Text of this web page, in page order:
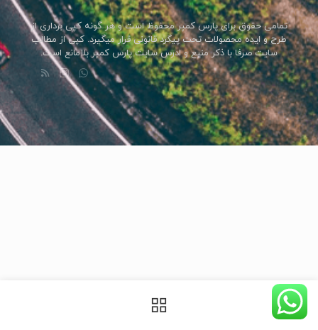
تمامی حقوق برای پارس کمپر محفوظ است و هر گونه کپی برداری از
طرح و ایده محصولات تحت پیگرد قانونی قرار میگیرد. کپی از مطالب
سایت صرفا با ذکر منبع و ادرس سایت پارس کمپر بلامانع است.